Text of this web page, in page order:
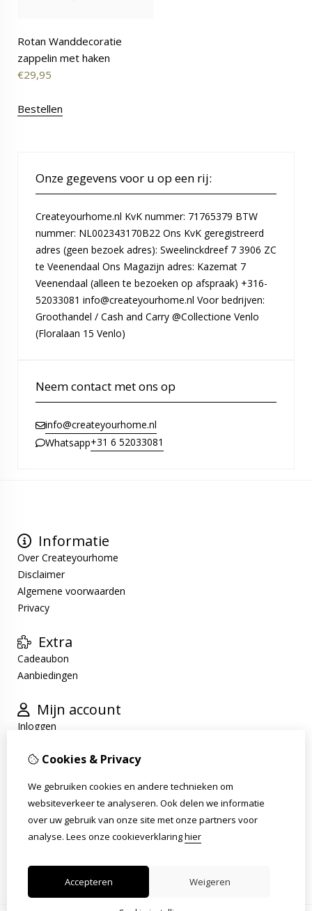
Rotan Wanddecoratie
zappelin met haken
€29,95
Bestellen
Onze gegevens voor u op een rij:
Createyourhome.nl KvK nummer: 71765379 BTW
nummer: NL002343170B22 Ons KvK geregistreerd
adres (geen bezoek adres): Sweelinckdreef 7 3906 ZC
te Veenendaal Ons Magazijn adres: Kazemat 7
Veenendaal (alleen te bezoeken op afspraak) +316-
52033081 info@createyourhome.nl Voor bedrijven:
Groothandel / Cash and Carry @Collectione Venlo
(Floralaan 15 Venlo)
Neem contact met ons op
info@createyourhome.nl
Whatsapp+31 6 52033081
Informatie
Over Createyourhome
Disclaimer
Algemene voorwaarden
Privacy
Extra
Cadeaubon
Aanbiedingen
Mijn account
Inloggen
Verlanglijst
Klantenservice
Contact
Retourneren
Cookies & Privacy
We gebruiken cookies en andere technieken om
websiteverkeer te analyseren. Ook delen we informatie
over uw gebruik van onze site met onze partners voor
analyse. Lees onze cookieverklaringhier
Accepteren Weigeren